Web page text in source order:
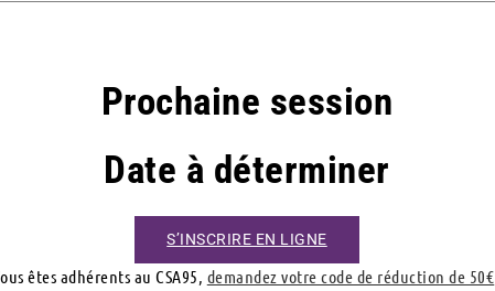
Prochaine session
Date à déterminer
S’INSCRIRE EN LIGNE
êtes adhérents au CSA95, demandez votre code de réduction de 50€